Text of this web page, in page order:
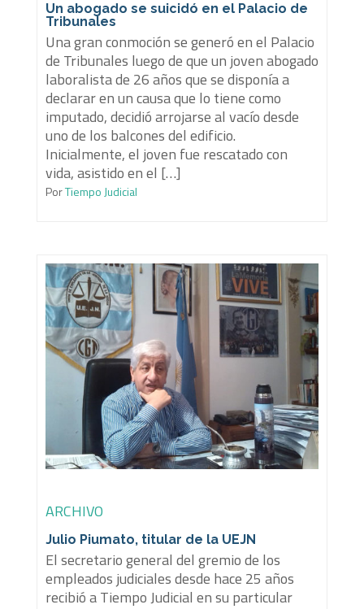
Un abogado se suicidó en el Palacio de
Tribunales
Una gran conmoción se generó en el Palacio
de Tribunales luego de que un joven abogado
laboralista de 26 años que se disponía a
declarar en un causa que lo tiene como
imputado, decidió arrojarse al vacío desde
uno de los balcones del edificio.
Inicialmente, el joven fue rescatado con
vida, asistido en el […]
PorTiempo Judicial
ARCHIVO
Julio Piumato, titular de la UEJN
El secretario general del gremio de los
empleados judiciales desde hace 25 años
recibió a Tiempo Judicial en su particular